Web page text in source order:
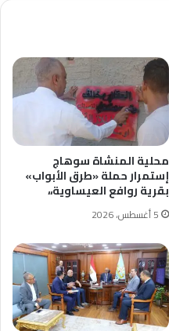
محلية المنشاة سوهاج
إستمرار حملة «طرق الأبواب»
بقرية روافع العيساوية،،
5 أغسطس، 2026